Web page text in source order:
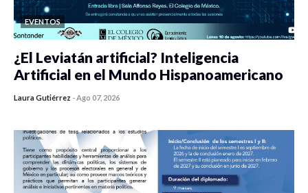
EVENTOS
¿El Leviatán artificial? Inteligencia
Artificial en el Mundo Hispanoamericano
Laura Gutiérrez -Ago 07, 2026